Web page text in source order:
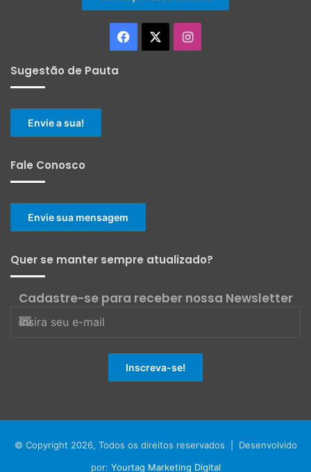
Facebook Instagram
Sugestão de Pauta
Envie a sua!
Fale Conosco
Envie sua mensagem
Quer se manter sempre atualizado?
Cadastre-se para receber nossa Newsletter
© Copyright 2026, Todos os direitos reservados | Desenvolvido
por: Yourtag Marketing Digital